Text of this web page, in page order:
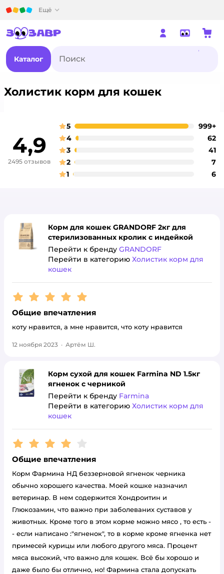
Ещё
Каталог
Холистик корм для кошек
4,9
2495 отзывов
оценка
5 999+
оценка
4 62
оценка
3 41
оценка
2 7
оценка
1 6
Корм для кошек GRANDORF 2кг для
стерилизованных кролик с индейкой
Перейти к бренду GRANDORF
Перейти в категорию Холистик корм для
кошек
Рейтинг:5
Общие впечатления
коту нравится, а мне нравится, что коту нравится
12 ноября 2023 · Артём Ш.
Корм сухой для кошек Farmina ND 1.5кг
ягненок с черникой
Перейти к бренду Farmina
Перейти в категорию Холистик корм для
кошек
Рейтинг:4
Общие впечатления
Корм Фармина НД беззерновой ягненок черника
обычно хорошего качества. Моей кошке назначил
ветеринар. В нем содержится Хондроитин и
Глюкозамин, что важно при заболеваних суставов у
животных. Кроме того в этом корме можно мясо , то есть -
- если написано :"ягненок", то в корме кроме ягненка нет
примесей курицы или любого другого мяса. Процент
мяса высокий, что важно для кошек. Всё бы хорошо и
даже было бы отлично, но! Фармина стала допускать